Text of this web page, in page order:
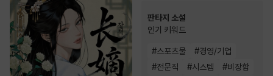
판타지 소설
인기 키워드
#스포츠물 #경영/기업
#전문직 #시스템 #비장함